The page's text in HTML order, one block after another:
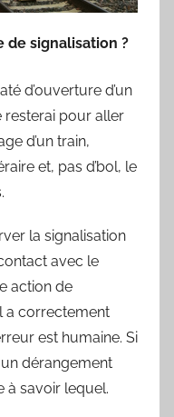
de signalisation ?
d’ouverture d’un
resterai pour aller
d’un train,
et, pas d’bol, le
la signalisation
avec le
action de
a correctement
est humaine. Si
un dérangement
à savoir lequel.